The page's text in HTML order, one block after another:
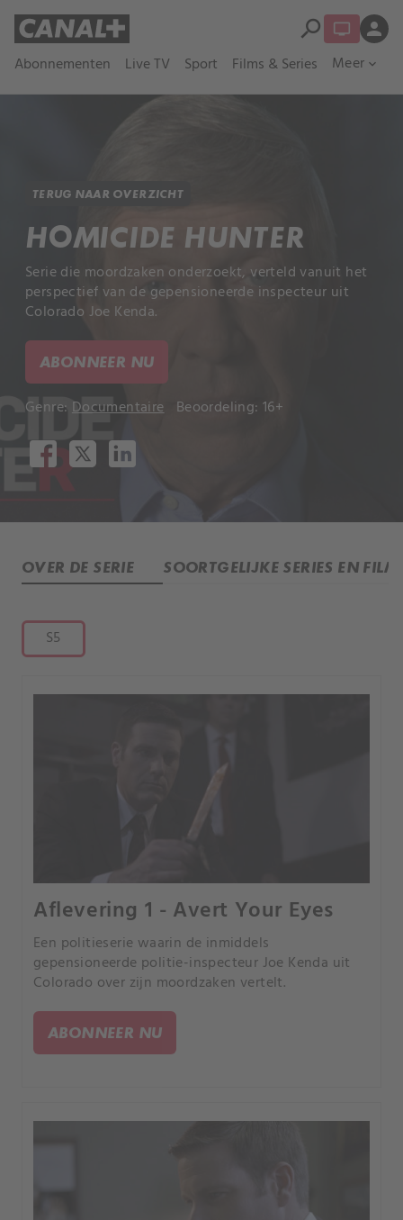
Abonnementen Live TV Sport Films & Series Meer expand_more
search person
TERUG NAAR OVERZICHT
HOMICIDE HUNTER
Serie die moordzaken onderzoekt, verteld vanuit het
perspectief van de gepensioneerde inspecteur uit
Colorado Joe Kenda.
ABONNEER NU
Genre: Documentaire Beoordeling: 16+
OVER DE SERIE SOORTGELIJKE SERIES EN
S5
Aflevering 1 - Avert Your Eyes
Een politieserie waarin de inmiddels
gepensioneerde politie-inspecteur Joe Kenda uit
Colorado over zijn moordzaken vertelt.
ABONNEER NU